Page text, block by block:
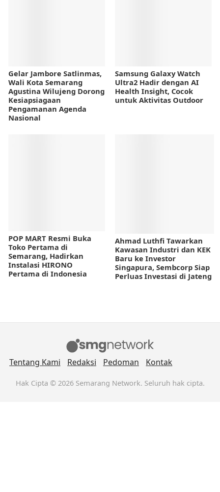
Gelar Jambore Satlinmas,
Wali Kota Semarang
Agustina Wilujeng Dorong
Kesiapsiagaan
Pengamanan Agenda
Nasional
Samsung Galaxy Watch
Ultra2 Hadir dengan AI
Health Insight, Cocok
untuk Aktivitas Outdoor
POP MART Resmi Buka
Toko Pertama di
Semarang, Hadirkan
Instalasi HIRONO
Pertama di Indonesia
Ahmad Luthfi Tawarkan
Kawasan Industri dan KEK
Baru ke Investor
Singapura, Sembcorp Siap
Perluas Investasi di Jateng
Tentang Kami Redaksi Pedoman Kontak
Hak Cipta © 2026 Semarang Network. Seluruh hak cipta.